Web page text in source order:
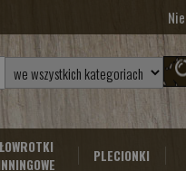
PLECIONKI